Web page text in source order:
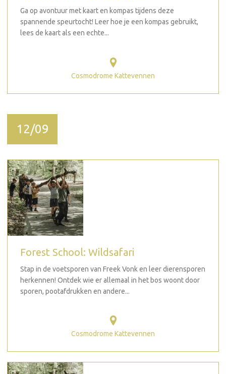
Ga op avontuur met kaart en kompas tijdens deze
spannende speurtocht! Leer hoe je een kompas gebruikt,
lees de kaart als een echte...
Cosmodrome Kattevennen
12/09
Forest School: Wildsafari
Stap in de voetsporen van Freek Vonk en leer dierensporen
herkennen! Ontdek wie er allemaal in het bos woont door
sporen, pootafdrukken en andere...
Cosmodrome Kattevennen